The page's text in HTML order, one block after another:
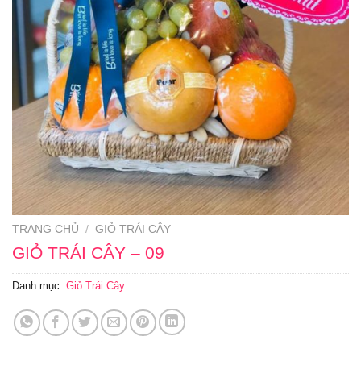
TRANG CHỦ / GIỎ TRÁI CÂY
GIỎ TRÁI CÂY – 09
Danh mục: Giỏ Trái Cây